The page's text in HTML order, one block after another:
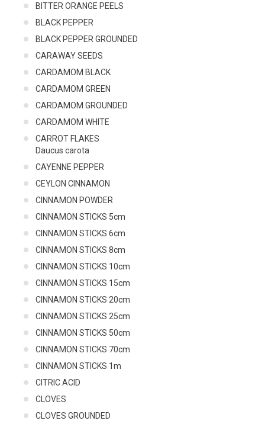
BITTER ORANGE PEELS
BLACK PEPPER
BLACK PEPPER GROUNDED
CARAWAY SEEDS
CARDAMOM BLACK
CARDAMOM GREEN
CARDAMOM GROUNDED
CARDAMOM WHITE
CARROT FLAKES
Daucus carota
CAYENNE PEPPER
CEYLON CINNAMON
CINNAMON POWDER
CINNAMON STICKS 5cm
CINNAMON STICKS 6cm
CINNAMON STICKS 8cm
CINNAMON STICKS 10cm
CINNAMON STICKS 15cm
CINNAMON STICKS 20cm
CINNAMON STICKS 25cm
CINNAMON STICKS 50cm
CINNAMON STICKS 70cm
CINNAMON STICKS 1m
CITRIC ACID
CLOVES
CLOVES GROUNDED